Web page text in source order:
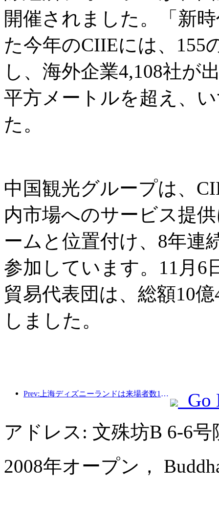
開催されました。「新
た今年のCIIEには、155
し、海外企業4,108社が
平方メートルを超え、
た。
中国観光グループは、
内市場へのサービス提
ームと位置付け、8年連
参加しています。11月6
貿易代表団は、総額10
しました。
Prev:上海ディズニーランドは来場者数1億人を突破し、4つ目のテーマホテルをオープンして拡張される予定。
Go
アドレス: 文殊坊B 6-6
2008年オープン，